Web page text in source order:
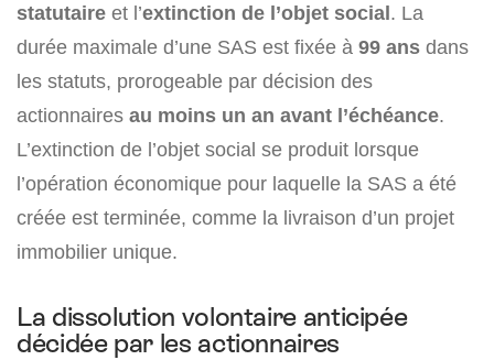
statutaire et l’extinction de l’objet social. La
durée maximale d’une SAS est fixée à 99 ans dans
les statuts, prorogeable par décision des
actionnaires au moins un an avant l’échéance.
L’extinction de l’objet social se produit lorsque
l’opération économique pour laquelle la SAS a été
créée est terminée, comme la livraison d’un projet
immobilier unique.
La dissolution volontaire anticipée
décidée par les actionnaires